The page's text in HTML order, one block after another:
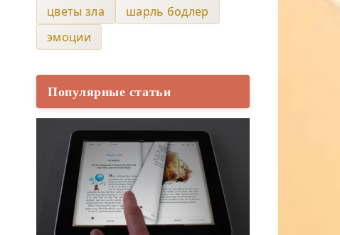
цветы зла
шарль бодлер
эмоции
Популярные статьи